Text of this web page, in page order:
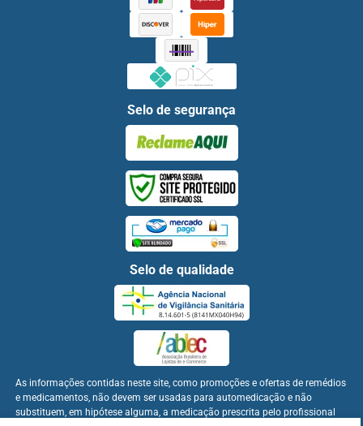
Selo de segurança
Selo de qualidade
As informações contidas neste site, como promoções e ofertas de remédios
e medicamentos, não devem ser usadas para automedicação e não
substituem, em hipótese alguma, a medicação prescrita pelo profissional